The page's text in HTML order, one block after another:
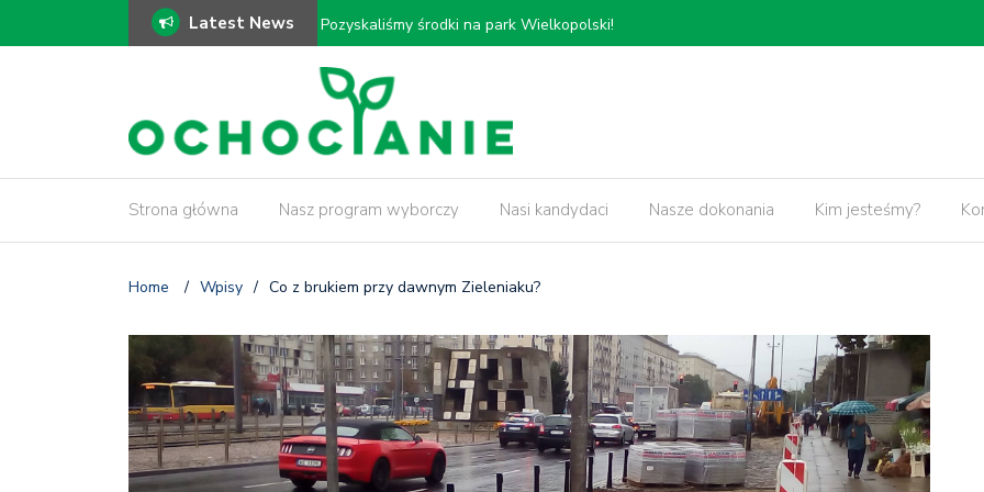
Latest News
𝗠𝗼𝗱𝗲𝗿𝗻𝗶𝘇𝗮𝗰𝗷𝗮 𝗗𝗿𝗮𝘄𝘀𝗸𝗶𝗲𝗷, 𝗽𝗿𝘇𝗲𝗯𝘂𝗱𝗼𝘄𝗮 𝗢𝗿𝘇𝗲𝘀𝘇𝗸𝗼𝘄𝗲𝗷 𝗼𝗿𝗮𝘇
𝗶𝗻𝘄𝗲𝗻𝘁𝗮𝗿𝘆𝘇𝗮𝗰𝗷𝗮 𝗱𝗿𝘇𝗲𝘄 𝘄 𝗻𝗮𝘀𝘇𝗲𝗷 𝗱𝘇𝗶𝗲𝗹𝗻𝗶𝗰𝘆!
Strona główna Nasz program wyborczy Nasi kandydaci Nasze dokonania Kim jesteśmy?
Home / Wpisy / Co z brukiem przy dawnym Zieleniaku?